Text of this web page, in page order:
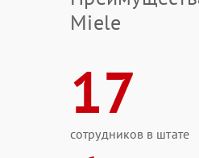
Miele
17
сотрудников в штате